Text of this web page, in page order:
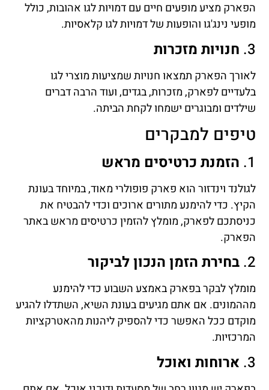
הפארק מציע מופעים חיים עם דמויות לגו אהובות, כולל
מופעי נינג'גו והופעות של דמויות לגו קלאסיות.
3. חנויות מזכרות
לאורך הפארק תמצאו חנויות שמציעות מוצרי לגו
בלעדיים לפארק, מזכרות, בגדים, ועוד הרבה דברים
שילדים ומבוגרים ישמחו לקחת הביתה.
טיפים למבקרים
1. הזמנת כרטיסים מראש
לגולנד וינדזור הוא פארק פופולרי מאוד, במיוחד בעונת
הקיץ. כדי להימנע מתורים ארוכים וכדי להבטיח את
כניסתכם לפארק, מומלץ להזמין כרטיסים מראש באתר
הפארק.
2. בחירת הזמן הנכון לביקור
מומלץ לבקר בפארק באמצע השבוע כדי להימנע
מההמונים. אם אתם מגיעים בעונת השיא, השתדלו להגיע
מוקדם ככל האפשר כדי להספיק ליהנות מהאטרקציות
המרכזיות.
3. ארוחות ואוכל